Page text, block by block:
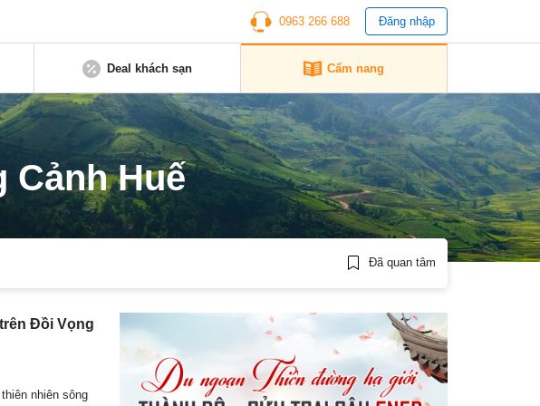
0963 266 688 Đăng nhập
Deal khách sạn Cẩm nang
Huế
Đã quan tâm
Đồi Vọng
nhiên sông